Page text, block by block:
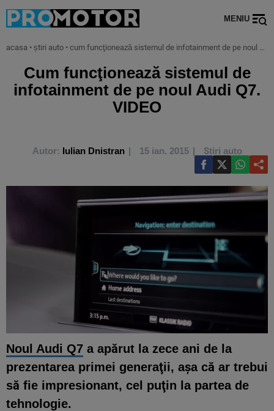
MENIU
acasa • știri auto • cum funcţionează sistemul de infotainment de pe noul audi q7. video
Cum funcţionează sistemul de
infotainment de pe noul Audi Q7.
VIDEO
Autor: Iulian Dnistran 15 ian. 2015 Știri auto
Noul Audi Q7 a apărut la zece ani de la
prezentarea primei generaţii, aşa că ar trebui
să fie impresionant, cel puţin la partea de
tehnologie.